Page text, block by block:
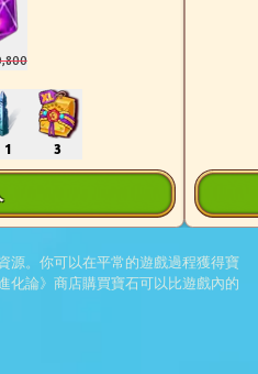
1 3
源。你可以在平常的遊戲過程獲得寶
化論》商店購買寶石可以比遊戲內的